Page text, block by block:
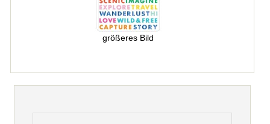
größeres Bild